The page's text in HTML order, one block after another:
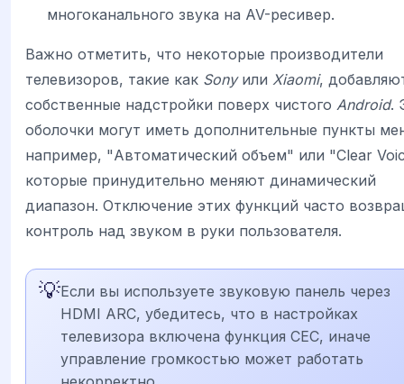
многоканального звука на AV-ресивер.
Важно отметить, что некоторые производители
телевизоров, такие как Sonyили Xiaomi,
собственные надстройки поверх чистого Android.
оболочки могут иметь дополнительные пункты
например, "Автоматический объем" или "Clear
которые принудительно меняют динамический
диапазон. Отключение этих функций часто
контроль над звуком в руки пользователя.
💡Если вы используете звуковую панель через
HDMI ARC, убедитесь, что в настройках
телевизора включена функция CEC, иначе
управление громкостью может работать